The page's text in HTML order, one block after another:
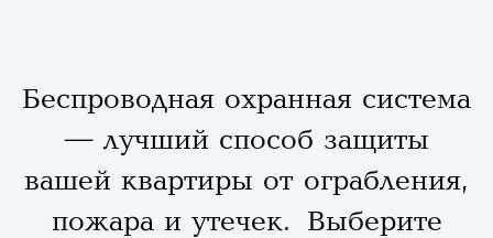
Беспроводная охранная система
— лучший способ защиты
вашей квартиры от ограбления,
пожара и утечек. Выберите